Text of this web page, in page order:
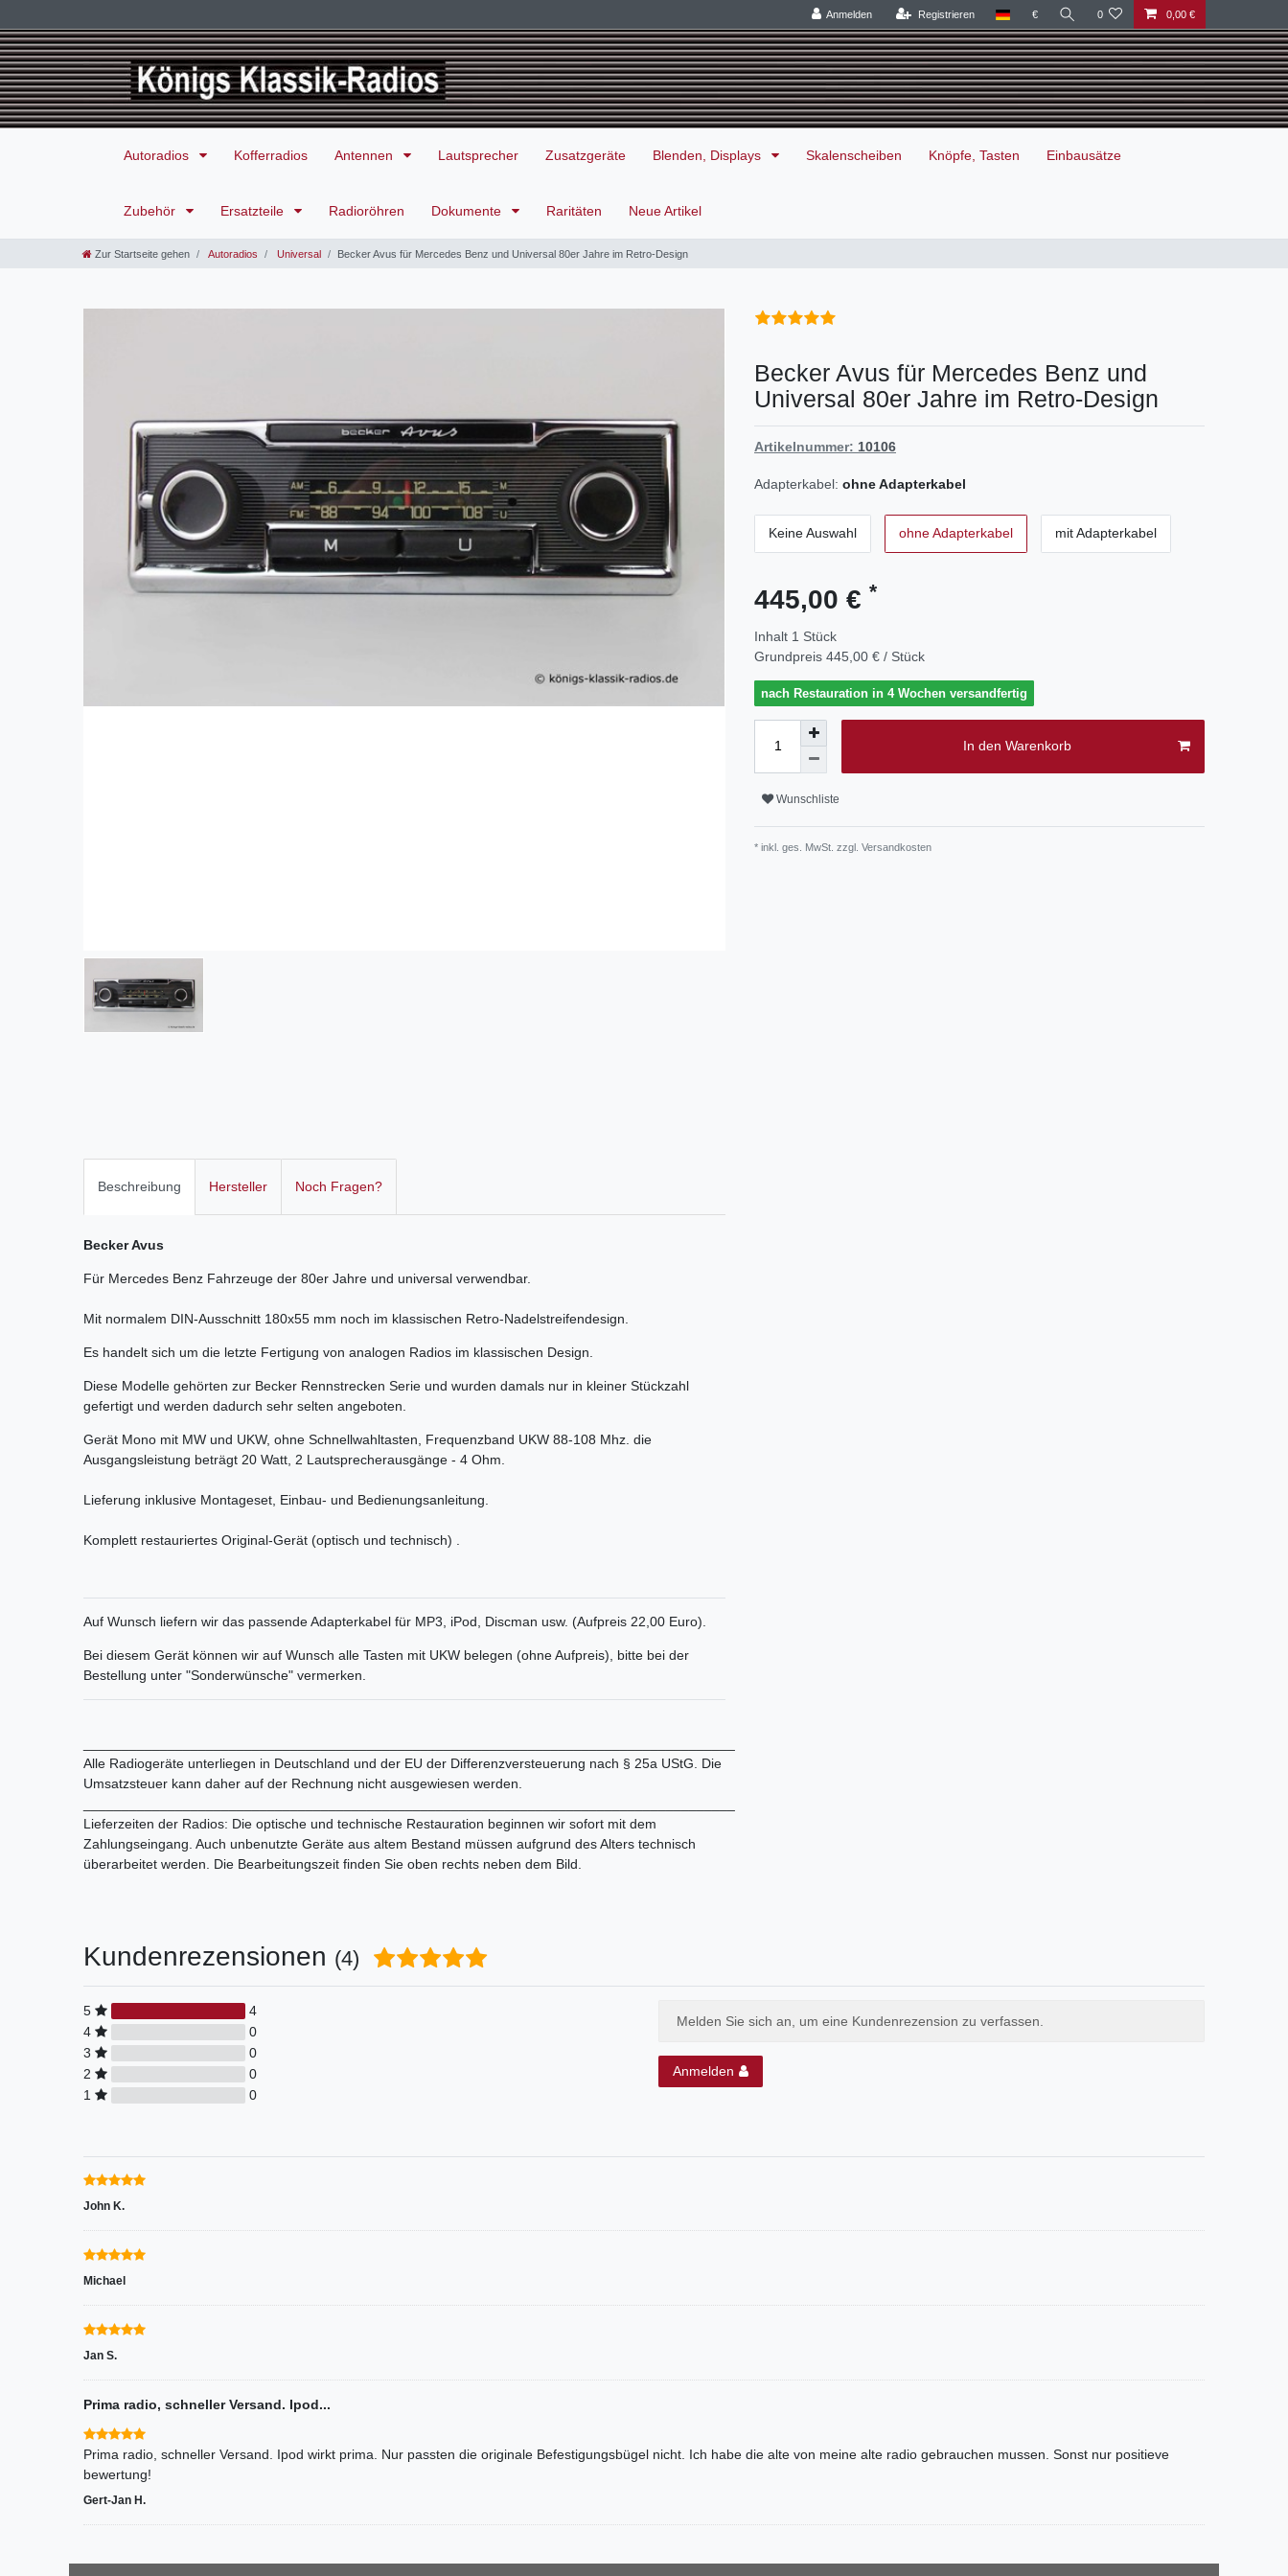
Anmelden Registrieren € 0 0,00 €
Autoradios Kofferradios Antennen Lautsprecher Zusatzgeräte Blenden, Displays Skalenscheiben Knöpfe, Tasten Einbausätze
Zubehör Ersatzteile Radioröhren Dokumente Raritäten Neue Artikel
Zur Startseite gehen Autoradios Universal Becker Avus für Mercedes Benz und Universal 80er Jahre im Retro-Design
Becker Avus für Mercedes Benz und
Universal 80er Jahre im Retro-Design
Artikelnummer: 10106
Adapterkabel: ohne Adapterkabel
Keine Auswahl ohne Adapterkabel mit Adapterkabel
445,00 € *
Inhalt 1 Stück
Grundpreis 445,00 € / Stück
nach Restauration in 4 Wochen versandfertig
In den Warenkorb
Wunschliste
* inkl. ges. MwSt. zzgl. Versandkosten
Beschreibung Hersteller Noch Fragen?
Becker Avus
Für Mercedes Benz Fahrzeuge der 80er Jahre und universal verwendbar.
Mit normalem DIN-Ausschnitt 180x55 mm noch im klassischen Retro-Nadelstreifendesign.
Es handelt sich um die letzte Fertigung von analogen Radios im klassischen Design.
Diese Modelle gehörten zur Becker Rennstrecken Serie und wurden damals nur in kleiner Stückzahl
gefertigt und werden dadurch sehr selten angeboten.
Gerät Mono mit MW und UKW, ohne Schnellwahltasten, Frequenzband UKW 88-108 Mhz. die
Ausgangsleistung beträgt 20 Watt, 2 Lautsprecherausgänge - 4 Ohm.
Lieferung inklusive Montageset, Einbau- und Bedienungsanleitung.
Komplett restauriertes Original-Gerät (optisch und technisch) .
Auf Wunsch liefern wir das passende Adapterkabel für MP3, iPod, Discman usw. (Aufpreis 22,00 Euro).
Bei diesem Gerät können wir auf Wunsch alle Tasten mit UKW belegen (ohne Aufpreis), bitte bei der
Bestellung unter "Sonderwünsche" vermerken.
Alle Radiogeräte unterliegen in Deutschland und der EU der Differenzversteuerung nach § 25a UStG. Die
Umsatzsteuer kann daher auf der Rechnung nicht ausgewiesen werden.
Lieferzeiten der Radios: Die optische und technische Restauration beginnen wir sofort mit dem
Zahlungseingang. Auch unbenutzte Geräte aus altem Bestand müssen aufgrund des Alters technisch
überarbeitet werden. Die Bearbeitungszeit finden Sie oben rechts neben dem Bild.
Kundenrezensionen (4)
5
4
4
0
3
0
2
0
1
0
Melden Sie sich an, um eine Kundenrezension zu verfassen.
Anmelden
John K.
Michael
Jan S.
Prima radio, schneller Versand. Ipod...
Prima radio, schneller Versand. Ipod wirkt prima. Nur passten die originale Befestigungsbügel nicht. Ich habe die alte von meine alte radio gebrauchen mussen. Sonst nur positieve
bewertung!
Gert-Jan H.